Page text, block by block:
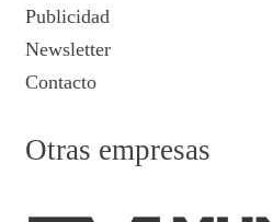
Publicidad
Newsletter
Contacto
Otras empresas